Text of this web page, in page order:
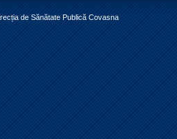
de Sănătate Publică Covasna